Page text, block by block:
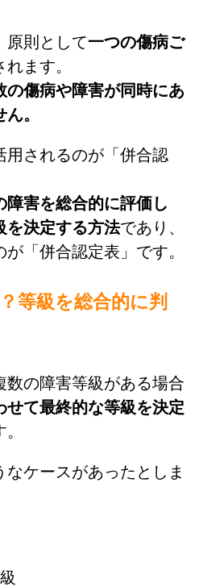
原則として一つの傷病ご
れます。
の傷病や障害が同時にあ
。
用されるのが「併合認
障害を総合的に評価し
を決定する方法であり、
「併合認定表」です。
等級を総合的に判
数の障害等級がある場合
せて最終的な等級を決定
ケースがあったとしま